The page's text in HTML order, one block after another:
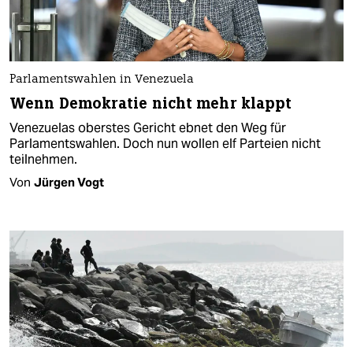
Parlamentswahlen in Venezuela
Wenn Demokratie nicht mehr klappt
Venezuelas oberstes Gericht ebnet den Weg für
Parlamentswahlen. Doch nun wollen elf Parteien nicht
teilnehmen.
Von Jürgen Vogt